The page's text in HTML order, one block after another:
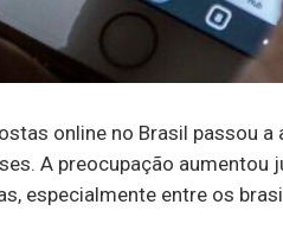
online no Brasil passou
A preocupação
especialmente entre os